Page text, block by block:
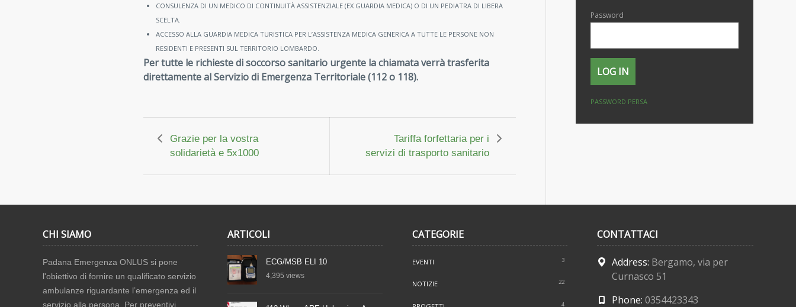
CONSULENZA DI UN MEDICO DI CONTINUITÀ ASSISTENZIALE (EX GUARDIA MEDICA) O DI UN PEDIATRA DI LIBERA
SCELTA.
ACCESSO ALLA GUARDIA MEDICA TURISTICA PER L’ASSISTENZA MEDICA GENERICA A TUTTE LE PERSONE NON
RESIDENTI E PRESENTI SUL TERRITORIO LOMBARDO.
Per tutte le richieste di soccorso sanitario urgente la chiamata verrà trasferita
direttamente al Servizio di Emergenza Territoriale (112 o 118).
Grazie per la vostra
solidarietà e 5x1000
Tariffa forfettaria per i
servizi di trasporto sanitario
Password
PASSWORD PERSA
CHI SIAMO
Padana Emergenza ONLUS si pone
l'obiettivo di fornire un qualificato servizio
ambulanze riguardante l’emergenza ed il
servizio alla persona. Per preventivi
ARTICOLI
ECG/MSB ELI 10
4,395 views
CATEGORIE
EVENTI 3
NOTIZIE 22
4
CONTATTACI
Address: Bergamo, via per
Curnasco 51
Phone: 0354423343